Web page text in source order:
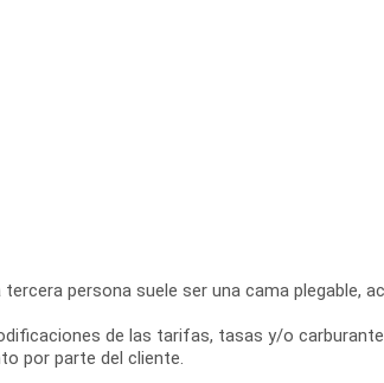
persona suele ser una cama plegable,
de las tarifas, tasas y/o
por parte del cliente.